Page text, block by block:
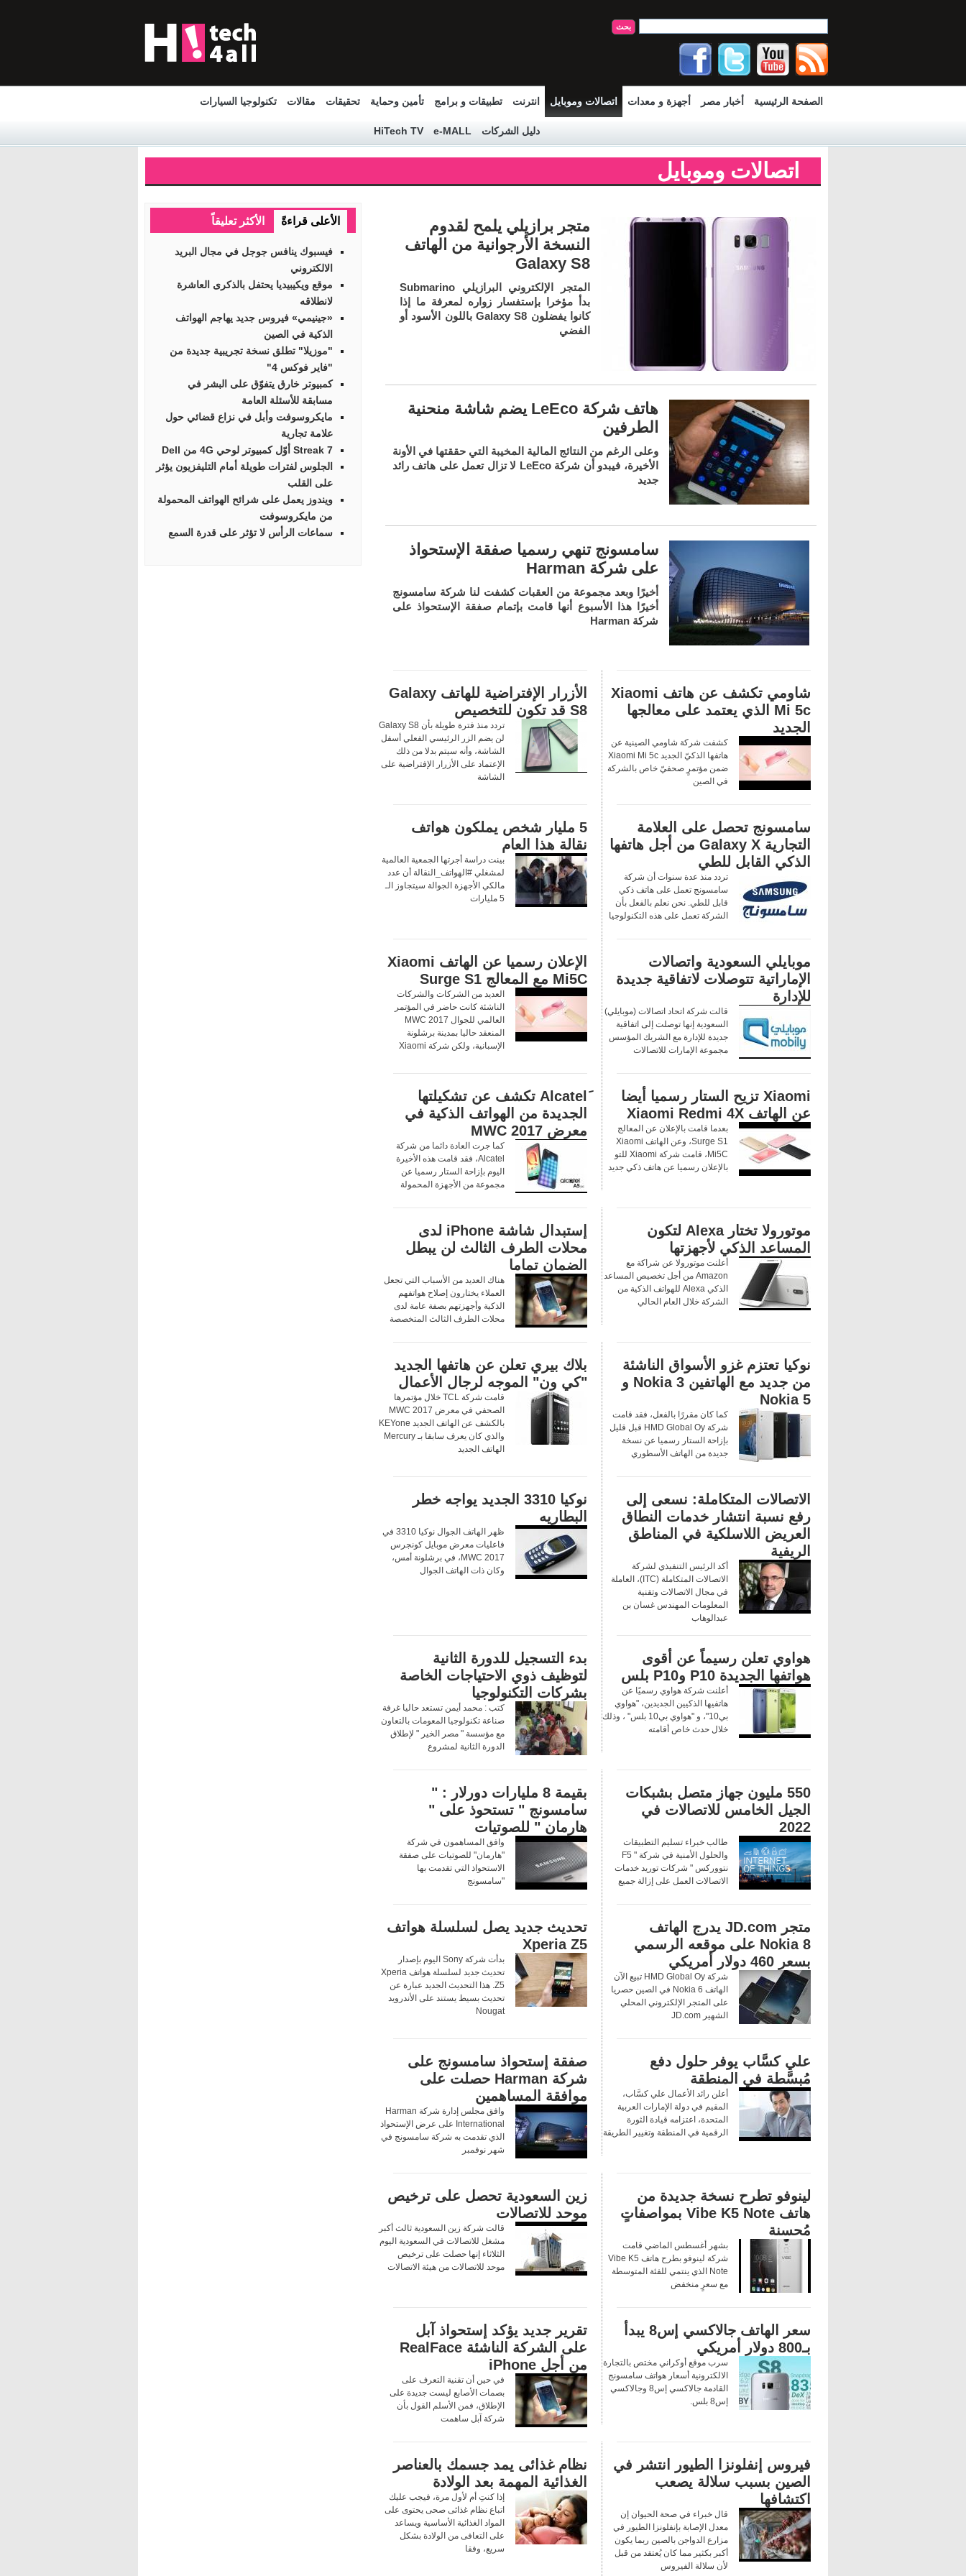
الصفحة الرئيسية أخبار مصر أجهزة و معدات اتصالات وموبايل انترنت تطبيقات و برامج تأمين وحماية تحقيقات مقالات تكنولوجيا السيارات
دليل الشركات e-MALL
HiTech TV
اتصالات وموبايل
الأعلى قراءةً الأكثر تعليقاً
فيسبوك ينافس جوجل في مجال البريد
الالكتروني
موقع ويكيبيديا يحتفل بالذكرى العاشرة
لانطلاقه
«جينيمي» فيروس جديد يهاجم الهواتف
الذكية في الصين
"موزيلا" تطلق نسخة تجريبية جديدة من
"فاير فوكس 4"
كمبيوتر خارق يتفوّق على البشر في
مسابقة للأسئلة العامة
مايكروسوفت وأبل في نزاع قضائي حول
علامة تجارية
Streak 7 أوّل كمبيوتر لوحي 4G من Dell
الجلوس لفترات طويلة أمام التليفزيون يؤثر
على القلب
ويندوز يعمل على شرائح الهواتف المحمولة
من مايكروسوفت
سماعات الرأس لا تؤثر على قدرة السمع
متجر برازيلي يلمح لقدوم
النسخة الأرجوانية من الهاتف
Galaxy S8
المتجر الإلكتروني البرازيلي Submarino
بدأ مؤخرا بإستفسار زواره لمعرفة ما إذا
كانوا يفضلون Galaxy S8 باللون الأسود أو
الفضي
هاتف شركة LeEco يضم شاشة منحنية
الطرفين
وعلى الرغم من النتائج المالية المخيبة التي حققتها في الأونة
الأخيرة، فيبدو أن شركة LeEco لا تزال تعمل على هاتف رائد
جديد
سامسونج تنهي رسميا صفقة الإستحواذ
على شركة Harman
أخيرًا وبعد مجموعة من العقبات كشفت لنا شركة سامسونج
أخيرًا هذا الأسبوع أنها قامت بإتمام صفقة الإستحواذ على
شركة Harman
شاومي تكشف عن هاتف Xiaomi
Mi 5c الذي يعتمد على معالجها
الجديد
كشفت شركة شاومي الصينية عن
هاتفها الذكيّ الجديد Xiaomi Mi 5c
ضمن مؤتمرٍ صحفيّ خاص بالشركة
في الصين
الأزرار الإفتراضية للهاتف Galaxy
S8 قد تكون للتخصيص
تردد منذ فترة طويلة بأن Galaxy S8
لن يضم الزر الرئيسي الفعلي أسفل
الشاشة، وأنه سيتم بدلا من ذلك
الإعتماد على الأزرار الإفتراضية على
الشاشة
سامسونج تحصل على العلامة
التجارية Galaxy X من أجل هاتفها
الذكي القابل للطي
تردد منذ عدة سنوات أن شركة
سامسونج تعمل على هاتف ذكي
قابل للطي. نحن نعلم بالفعل بأن
الشركة تعمل على هذه التكنولوجيا
5 مليار شخص يملكون هواتف
نقالة هذا العام
بينت دراسة أجرتها الجمعية العالمية
لمشغلي #الهواتف_النقالة أن عدد
مالكي الأجهزة الجوالة سيتجاوز الـ
5 مليارات
موبايلي السعودية واتصالات
الإماراتية تتوصلات لاتفاقية جديدة
للإدارة
قالت شركة اتحاد اتصالات (موبايلي)
السعودية إنها توصلت إلى اتفاقية
جديدة للإدارة مع الشريك المؤسس
مجموعة الإمارات للاتصالات
الإعلان رسميا عن الهاتف Xiaomi
Mi5C مع المعالج Surge S1
العديد من الشركات والشركات
الناشئة كانت حاضر في المؤتمر
العالمي للجوال MWC 2017
المنعقد حاليا بمدينة برشلونة
الإسبانية، ولكن شركة Xiaomi
Xiaomi تزيح الستار رسميا أيضا
عن الهاتف Xiaomi Redmi 4X
بعدما قامت بالإعلان عن المعالج
Surge S1، وعن الهاتف Xiaomi
Mi5C، قامت شركة Xiaomi للتو
بالإعلان رسميا عن هاتف ذكي جديد
َAlcatel تكشف عن تشكيلتها
الجديدة من الهواتف الذكية في
معرض MWC 2017
كما جرت العادة دائما من شركة
Alcatel، فقد قامت هذه الأخيرة
اليوم بإزاحة الستار رسميا عن
مجموعة من الأجهزة المحمولة
موتورولا تختار Alexa لتكون
المساعد الذكي لأجهزتها
أعلنت موتورولا عن شراكة مع
Amazon من أجل تخصيص المساعد
الذكي Alexa للهواتف الذكية من
الشركة خلال العام الحالي
إستبدال شاشة iPhone لدى
محلات الطرف الثالث لن يبطل
الضمان تماما
هناك العديد من الأسباب التي تجعل
العملاء يختارون إصلاح هواتفهم
الذكية وأجهزتهم بصفة عامة لدى
محلات الطرف الثالث المتخصصة
نوكيا تعتزم غزو الأسواق الناشئة
من جديد مع الهاتفين Nokia 3 و
Nokia 5
كما كان مقررًا بالفعل، فقد قامت
شركة HMD Global Oy قبل قليل
بإزاحة الستار رسميا عن نسخة
جديدة من الهاتف الأسطوري
بلاك بيري تعلن عن هاتفها الجديد
"كي ون" الموجه لرجال الأعمال
قامت شركة TCL خلال مؤتمرها
الصحفي في معرض MWC 2017
بالكشف عن الهاتف الجديد KEYone
والذي كان يعرف سابقا بـ Mercury
الهاتف الجديد
الاتصالات المتكاملة: نسعى إلى
رفع نسبة انتشار خدمات النطاق
العريض اللاسلكية في المناطق
الريفية
أكد الرئيس التنفيذي لشركة
الاتصالات المتكاملة (ITC)، العاملة
في مجال الاتصالات وتقنية
المعلومات المهندس غسان بن
عبدالوهاب
نوكيا 3310 الجديد يواجه خطر
البطاريه
ظهر الهاتف الجوال نوكيا 3310 في
فاعليات معرض موبايل كونجرس
MWC 2017، في برشلونة أمس،
وكان ذات الهاتف الجوال
هواوي تعلن رسيماً عن أقوى
هواتفها الجديدة P10 وP10 بلس
أعلنت شركة هواوي رسميًا عن
هاتفيها الذكيين الجديدين، "هواوي
بي10"، و "هواوي بي10 بلس" ، وذلك
خلال حدث خاص أقامته
بدء التسجيل للدورة الثانية
لتوظيف ذوي الاحتياجات الخاصة
بشركات التكنولوجيا
كتب : محمد أيمن تستعد حاليا غرفة
صناعة تكنولوجيا المعومات بالتعاون
مع مؤسسة " مصر الخير " لإطلاق
الدورة الثانية لمشروع
550 مليون جهاز متصل بشبكات
الجيل الخامس للاتصالات في
2022
طالب خبراء تسليم التطبيقات
والحلول الأمنية في شركة " F5
نتووركس " شركات توريد خدمات
الاتصالات العمل على إزالة جميع
بقيمة 8 مليارات دورلار : "
سامسونج " تستحوذ على "
هارمان " للصوتيات
وافق المساهمون في شركة
"هارمان" للصوتيات على صفقة
الاستحواذ التي تقدمت بها
"سامسونج
متجر JD.com يدرج الهاتف
Nokia 8 على موقعه الرسمي
بسعر 460 دولار أمريكي
شركة HMD Global Oy تبيع الآن
الهاتف Nokia 6 في الصين حصريا
على المتجر الإلكتروني المحلي
الشهير JD.com
تحديث جديد يصل لسلسلة هواتف
Xperia Z5
بدأت شركة Sony اليوم بإصدار
تحديث جديد لسلسلة هواتف Xperia
Z5. هذا التحديث الجديد عبارة عن
تحديث بسيط يستند على الأندرويد
Nougat
علي كسَّاب يوفر حلول دفع
مُبسَّطة في المنطقة
أعلن رائد الأعمال علي كسَّاب،
المقيم في دولة الإمارات العربية
المتحدة، اعتزامه قيادة الثورة
الرقمية في المنطقة وتغيير الطريقة
صفقة إستحواذ سامسونج على
شركة Harman حصلت على
موافقة المساهمين
وافق مجلس إدارة شركة Harman
International على عرض الإستحواذ
الذي تقدمت به شركة سامسونج في
شهر نوفمبر
لينوفو تطرح نسخة جديدة من
هاتف Vibe K5 Note بمواصفاتٍ
مُحسنة
بشهر أغسطس الماضي قامت
شركة لينوفو بطرح هاتف Vibe K5
Note الذي ينتمي للفئة المتوسطة
مع سعرٍ منخفض
زين السعودية تحصل على ترخيص
موحد للاتصالات
قالت شركة زين السعودية ثالث أكبر
مشغل للاتصالات في السعودية اليوم
الثلاثاء إنها حصلت على ترخيص
موحد للاتصالات من هيئة الاتصالات
سعر الهاتف جالاكسي إس8 يبدأ
بـ800 دولار أمريكي
سرب موقع أوكراني مختص بالتجارة
الالكترونية أسعار هواتف سامسونج
القادمة جالاكسي إس8 وجالاكسي
إس8 بلس.
تقرير جديد يؤكد إستحواذ آبل
على الشركة الناشئة RealFace
من أجل iPhone
في حين أن تقنية التعرف على
بصمات الأصابع ليست جديدة على
الإطلاق، فمن الأسلم القول بأن
شركة آبل ساهمت
فيروس إنفلونزا الطيور انتشر في
الصين بسبب سلالة يصعب
اكتشافها
قال خبراء في صحة الحيوان إن
معدل الإصابة بإنفلونزا الطيور في
مزارع الدواجن بالصين ربما يكون
أكبر بكثير مما كان يُعتقد من قبل
لأن سلالة الفيروس
نظام غذائى يمد جسمك بالعناصر
الغذائية المهمة بعد الولادة
إذا كنتِ أم لأول مرة، فيجب عليك
اتباع نظام غذائى صحى يحتوى على
المواد الغذائية الأساسية ويساعد
على التعافى من الولادة بشكل
سريع، وفقا
Pages